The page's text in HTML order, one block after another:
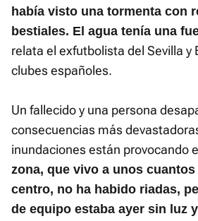
había visto una tormenta con
bestiales. El agua tenía una
relata el exfutbolista del Sevilla y
clubes españoles.
Un fallecido y una persona
consecuencias más
inundaciones están provocando
zona, que vivo a unos
centro, no ha habido riadas,
de equipo estaba ayer sin luz